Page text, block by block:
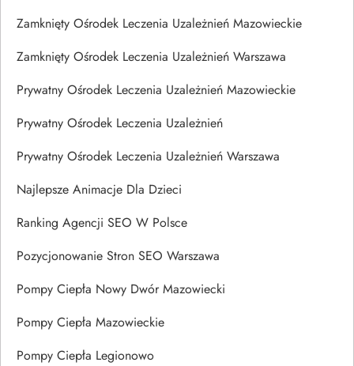
Zamknięty Ośrodek Leczenia Uzależnień Mazowieckie
Zamknięty Ośrodek Leczenia Uzależnień Warszawa
Prywatny Ośrodek Leczenia Uzależnień Mazowieckie
Prywatny Ośrodek Leczenia Uzależnień
Prywatny Ośrodek Leczenia Uzależnień Warszawa
Najlepsze Animacje Dla Dzieci
Ranking Agencji SEO W Polsce
Pozycjonowanie Stron SEO Warszawa
Pompy Ciepła Nowy Dwór Mazowiecki
Pompy Ciepła Mazowieckie
Pompy Ciepła Legionowo